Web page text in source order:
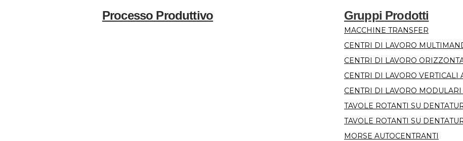
Processo Produttivo Gruppi Prodotti
MACCHINE TRANSFER
CENTRI DI LAVORO
CENTRI DI LAVORO
CENTRI DI LAVORO VERTICALI
CENTRI DI LAVORO MODULARI
TAVOLE ROTANTI SU
TAVOLE ROTANTI SU
MORSE AUTOCENTRANTI